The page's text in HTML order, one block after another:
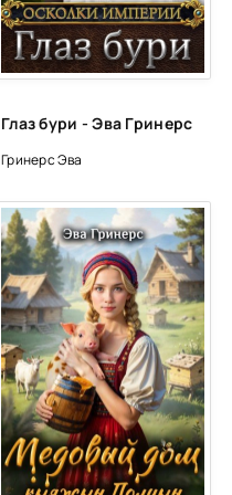
Глаз бури - Эва Гринерс
Гринерс Эва